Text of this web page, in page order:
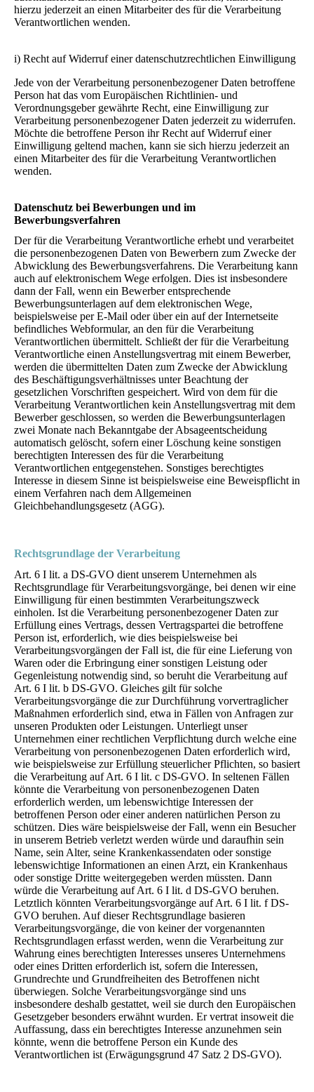
hierzu jederzeit an einen Mitarbeiter des für die Verarbeitung
Verantwortlichen wenden.
i) Recht auf Widerruf einer datenschutzrechtlichen Einwilligung
Jede von der Verarbeitung personenbezogener Daten betroffene
Person hat das vom Europäischen Richtlinien- und
Verordnungsgeber gewährte Recht, eine Einwilligung zur
Verarbeitung personenbezogener Daten jederzeit zu widerrufen.
Möchte die betroffene Person ihr Recht auf Widerruf einer
Einwilligung geltend machen, kann sie sich hierzu jederzeit an
einen Mitarbeiter des für die Verarbeitung Verantwortlichen
wenden.
Datenschutz bei Bewerbungen und im
Bewerbungsverfahren
Der für die Verarbeitung Verantwortliche erhebt und verarbeitet
die personenbezogenen Daten von Bewerbern zum Zwecke der
Abwicklung des Bewerbungsverfahrens. Die Verarbeitung kann
auch auf elektronischem Wege erfolgen. Dies ist insbesondere
dann der Fall, wenn ein Bewerber entsprechende
Bewerbungsunterlagen auf dem elektronischen Wege,
beispielsweise per E-Mail oder über ein auf der Internetseite
befindliches Webformular, an den für die Verarbeitung
Verantwortlichen übermittelt. Schließt der für die Verarbeitung
Verantwortliche einen Anstellungsvertrag mit einem Bewerber,
werden die übermittelten Daten zum Zwecke der Abwicklung
des Beschäftigungsverhältnisses unter Beachtung der
gesetzlichen Vorschriften gespeichert. Wird von dem für die
Verarbeitung Verantwortlichen kein Anstellungsvertrag mit dem
Bewerber geschlossen, so werden die Bewerbungsunterlagen
zwei Monate nach Bekanntgabe der Absageentscheidung
automatisch gelöscht, sofern einer Löschung keine sonstigen
berechtigten Interessen des für die Verarbeitung
Verantwortlichen entgegenstehen. Sonstiges berechtigtes
Interesse in diesem Sinne ist beispielsweise eine Beweispflicht in
einem Verfahren nach dem Allgemeinen
Gleichbehandlungsgesetz (AGG).
Rechtsgrundlage der Verarbeitung
Art. 6 I lit. a DS-GVO dient unserem Unternehmen als
Rechtsgrundlage für Verarbeitungsvorgänge, bei denen wir eine
Einwilligung für einen bestimmten Verarbeitungszweck
einholen. Ist die Verarbeitung personenbezogener Daten zur
Erfüllung eines Vertrags, dessen Vertragspartei die betroffene
Person ist, erforderlich, wie dies beispielsweise bei
Verarbeitungsvorgängen der Fall ist, die für eine Lieferung von
Waren oder die Erbringung einer sonstigen Leistung oder
Gegenleistung notwendig sind, so beruht die Verarbeitung auf
Art. 6 I lit. b DS-GVO. Gleiches gilt für solche
Verarbeitungsvorgänge die zur Durchführung vorvertraglicher
Maßnahmen erforderlich sind, etwa in Fällen von Anfragen zur
unseren Produkten oder Leistungen. Unterliegt unser
Unternehmen einer rechtlichen Verpflichtung durch welche eine
Verarbeitung von personenbezogenen Daten erforderlich wird,
wie beispielsweise zur Erfüllung steuerlicher Pflichten, so basiert
die Verarbeitung auf Art. 6 I lit. c DS-GVO. In seltenen Fällen
könnte die Verarbeitung von personenbezogenen Daten
erforderlich werden, um lebenswichtige Interessen der
betroffenen Person oder einer anderen natürlichen Person zu
schützen. Dies wäre beispielsweise der Fall, wenn ein Besucher
in unserem Betrieb verletzt werden würde und daraufhin sein
Name, sein Alter, seine Krankenkassendaten oder sonstige
lebenswichtige Informationen an einen Arzt, ein Krankenhaus
oder sonstige Dritte weitergegeben werden müssten. Dann
würde die Verarbeitung auf Art. 6 I lit. d DS-GVO beruhen.
Letztlich könnten Verarbeitungsvorgänge auf Art. 6 I lit. f DS-
GVO beruhen. Auf dieser Rechtsgrundlage basieren
Verarbeitungsvorgänge, die von keiner der vorgenannten
Rechtsgrundlagen erfasst werden, wenn die Verarbeitung zur
Wahrung eines berechtigten Interesses unseres Unternehmens
oder eines Dritten erforderlich ist, sofern die Interessen,
Grundrechte und Grundfreiheiten des Betroffenen nicht
überwiegen. Solche Verarbeitungsvorgänge sind uns
insbesondere deshalb gestattet, weil sie durch den Europäischen
Gesetzgeber besonders erwähnt wurden. Er vertrat insoweit die
Auffassung, dass ein berechtigtes Interesse anzunehmen sein
könnte, wenn die betroffene Person ein Kunde des
Verantwortlichen ist (Erwägungsgrund 47 Satz 2 DS-GVO).